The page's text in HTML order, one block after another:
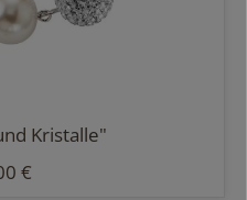
Kristalle"
Preis:
€